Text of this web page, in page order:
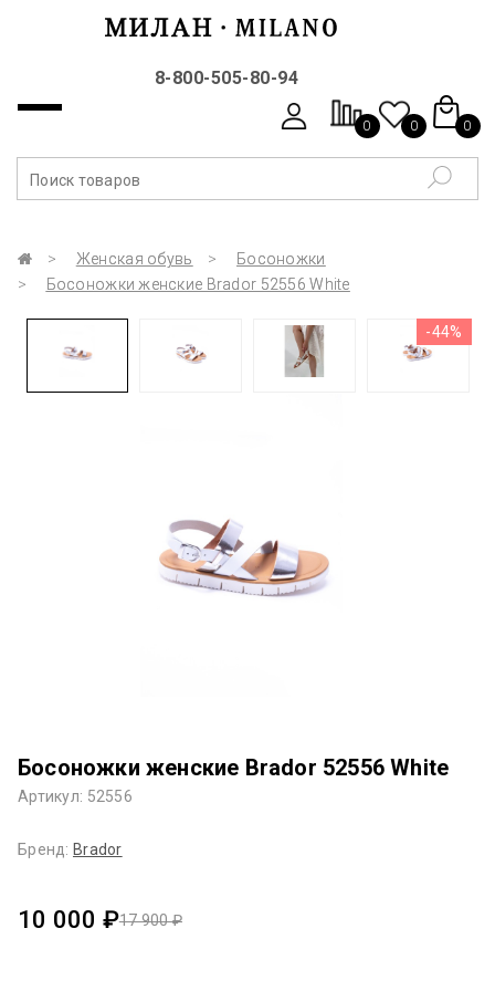
8-800-505-80-94
0 0 0
Женская обувь
Босоножки
Босоножки женские Brador 52556 White
-44%
Босоножки женские Brador 52556 White
Артикул: 52556
Бренд: Brador
17 900 ₽
10 000 ₽